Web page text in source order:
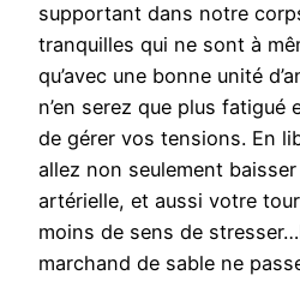
supportant dans notre
tranquilles qui ne sont à
qu’avec une bonne unité
n’en serez que plus fatigué
de gérer vos tensions. En
allez non seulement
artérielle, et aussi votre
moins de sens de
marchand de sable ne